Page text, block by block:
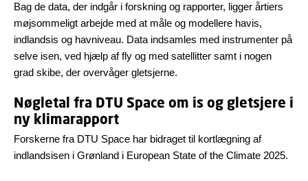
Bag de data, der indgår i forskning og rapporter, ligger årtiers
møjsommeligt arbejde med at måle og modellere havis,
indlandsis og havniveau. Data indsamles med instrumenter på
selve isen, ved hjælp af fly og med satellitter samt i nogen
grad skibe, der overvåger gletsjerne.
Nøgletal fra DTU Space om is og gletsjere i
ny klimarapport
Forskerne fra DTU Space har bidraget til kortlægning af
indlandsisen i Grønland i European State of the Climate 2025.